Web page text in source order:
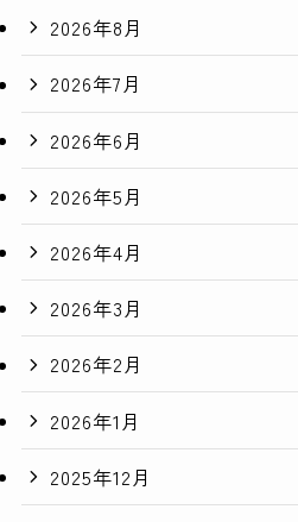
2026年8月
2026年7月
2026年6月
2026年5月
2026年4月
2026年3月
2026年2月
2026年1月
2025年12月